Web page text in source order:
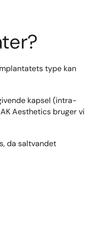
type kan
kapsel (intra-
Aesthetics bruger vi
da saltvandet